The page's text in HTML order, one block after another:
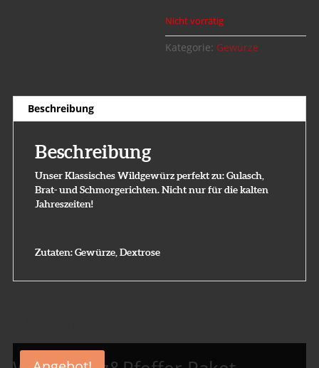
Nicht vorrätig
Kategorie: Gewürze
Beschreibung
Beschreibung
Unser Klassisches Wildgewürz perfekt zu: Gulasch,
Brat- und Schmorgerichten. Nicht nur für die kalten
Jahreszeiten!
Zutaten: Gewürze, Dextrose